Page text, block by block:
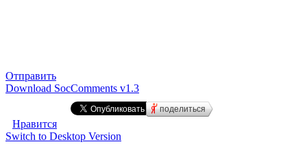
Отправить
Download SocComments v1.3
поделиться
Нравится
Switch to Desktop Version